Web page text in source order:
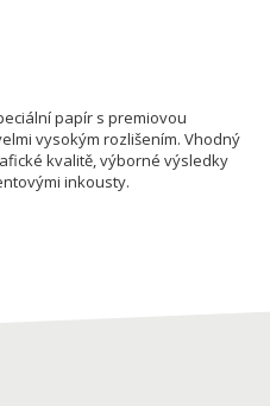
papír s premiovou
vysokým rozlišením. Vhodný
kvalitě, výborné výsledky
inkousty.